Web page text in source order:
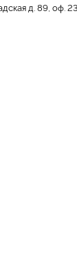
д. 89, оф.